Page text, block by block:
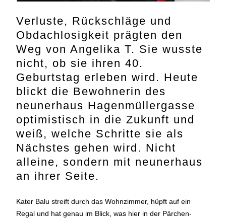
Verluste, Rückschläge und
Obdachlosigkeit prägten den
Weg von Angelika T. Sie wusste
nicht, ob sie ihren 40.
Geburtstag erleben wird. Heute
blickt die Bewohnerin des
neunerhaus Hagenmüllergasse
optimistisch in die Zukunft und
weiß, welche Schritte sie als
Nächstes gehen wird. Nicht
alleine, sondern mit neunerhaus
an ihrer Seite.
Kater Balu streift durch das Wohnzimmer, hüpft auf ein
Regal und hat genau im Blick, was hier in der Pärchen-